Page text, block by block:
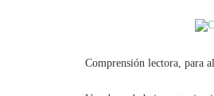
Comprensión lectora, para